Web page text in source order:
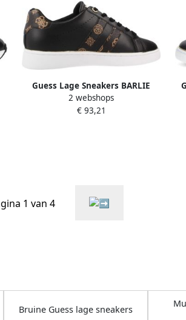
Guess Lage Sneakers BARLIE
FLTBRL ELE12
2 webshops
€ 93,21
1 van 4
Bruine Guess lage sneakers